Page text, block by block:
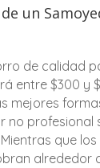
un
de calidad
entre $300 y
mejores
no profesional
que
alrededor